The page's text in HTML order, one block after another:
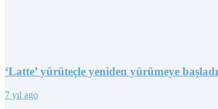
‘Latte’ yürüteçle yeniden yürümeye başladı
7 yıl ago